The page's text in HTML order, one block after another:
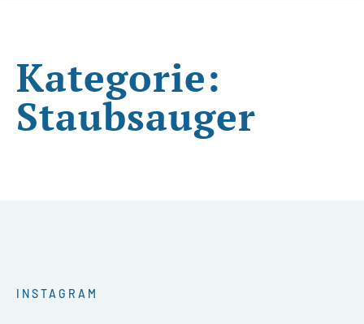
Kategorie:
Staubsauger
INSTAGRAM